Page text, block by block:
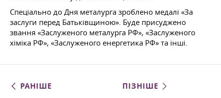
Спеціально до Дня металурга зроблено медалі «За
заслуги перед Батьківщиною». Буде присуджено
звання «Заслуженого металурга РФ», «Заслуженого
хіміка РФ», «Заслуженого енергетика РФ» та інші.
РАНІШЕ ПІЗНІШЕ